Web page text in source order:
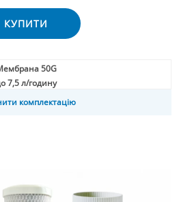
КУПИТИ
50G
7,5 л/годину
комплектацію